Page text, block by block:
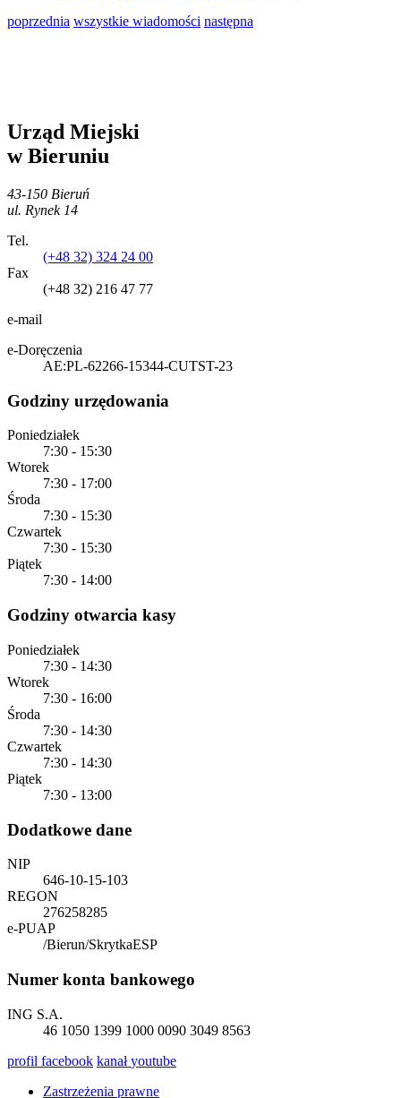
poprzednia wszystkie wiadomości następna
Urząd Miejski
w Bieruniu
43-150 Bieruń
ul. Rynek 14
Tel.
(+48 32) 324 24 00
Fax
(+48 32) 216 47 77
e-mail
e-Doręczenia
AE:PL-62266-15344-CUTST-23
Godziny urzędowania
Poniedziałek
7:30 - 15:30
Wtorek
7:30 - 17:00
Środa
7:30 - 15:30
Czwartek
7:30 - 15:30
Piątek
7:30 - 14:00
Godziny otwarcia kasy
Poniedziałek
7:30 - 14:30
Wtorek
7:30 - 16:00
Środa
7:30 - 14:30
Czwartek
7:30 - 14:30
Piątek
7:30 - 13:00
Dodatkowe dane
NIP
646-10-15-103
REGON
276258285
e-PUAP
/Bierun/SkrytkaESP
Numer konta bankowego
ING S.A.
46 1050 1399 1000 0090 3049 8563
profil facebook kanałyoutube
Zastrzeżenia prawne